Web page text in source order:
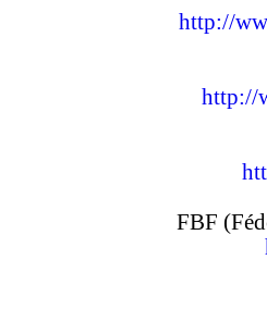
http://
http://
FBF